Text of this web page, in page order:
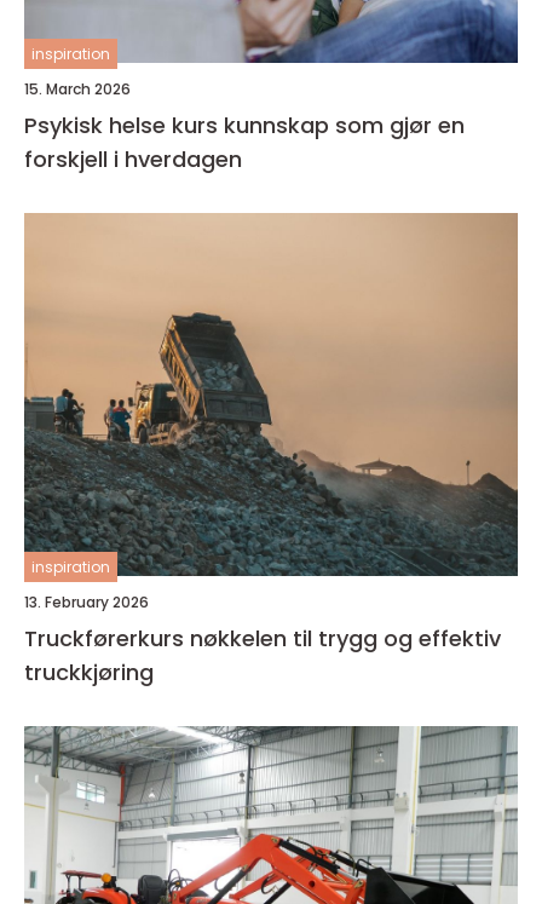
inspiration
15. March 2026
Psykisk helse kurs kunnskap som gjør en
forskjell i hverdagen
inspiration
13. February 2026
Truckførerkurs nøkkelen til trygg og effektiv
truckkjøring